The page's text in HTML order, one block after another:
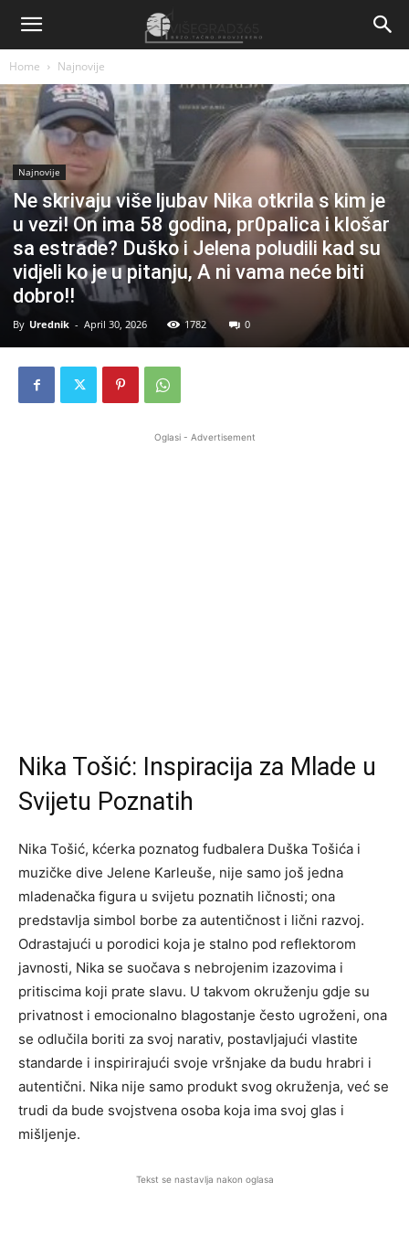
Home Najnovije
Najnovije
Ne skrivaju više ljubav Nika otkrila s kim je
u vezi! On ima 58 godina, pr0paIica i kIošar
sa estrade? Duško i Jelena poludili kad su
vidjeli ko je u pitanju, A ni vama neće biti
dobro!!
By Urednik - April 30, 2026 1782 0
Oglasi - Advertisement
Nika Tošić: Inspiracija za Mlade u
Svijetu Poznatih
Nika Tošić, kćerka poznatog fudbalera Duška Tošića i
muzičke dive Jelene Karleuše, nije samo još jedna
mladenačka figura u svijetu poznatih ličnosti; ona
predstavlja simbol borbe za autentičnost i lični razvoj.
Odrastajući u porodici koja je stalno pod reflektorom
javnosti, Nika se suočava s nebrojenim izazovima i
pritiscima koji prate slavu. U takvom okruženju gdje su
privatnost i emocionalno blagostanje često ugroženi, ona
se odlučila boriti za svoj narativ, postavljajući vlastite
standarde i inspirirajući svoje vršnjake da budu hrabri i
autentični. Nika nije samo produkt svog okruženja, već se
trudi da bude svojstvena osoba koja ima svoj glas i
mišljenje.
Tekst se nastavlja nakon oglasa